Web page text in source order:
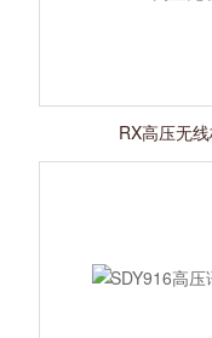
RX高压无